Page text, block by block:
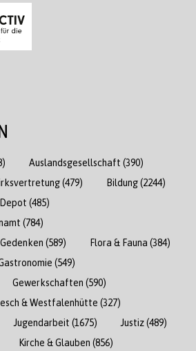
Auslandsgesellschaft (390)
(479) Bildung(2244)
Depot (485)
(784)
(589) Flora & Fauna (384)
(549)
Gewerkschaften (590)
& Westfalenhütte (327)
Jugendarbeit (1675) Justiz(489)
Kirche & Glauben (856)